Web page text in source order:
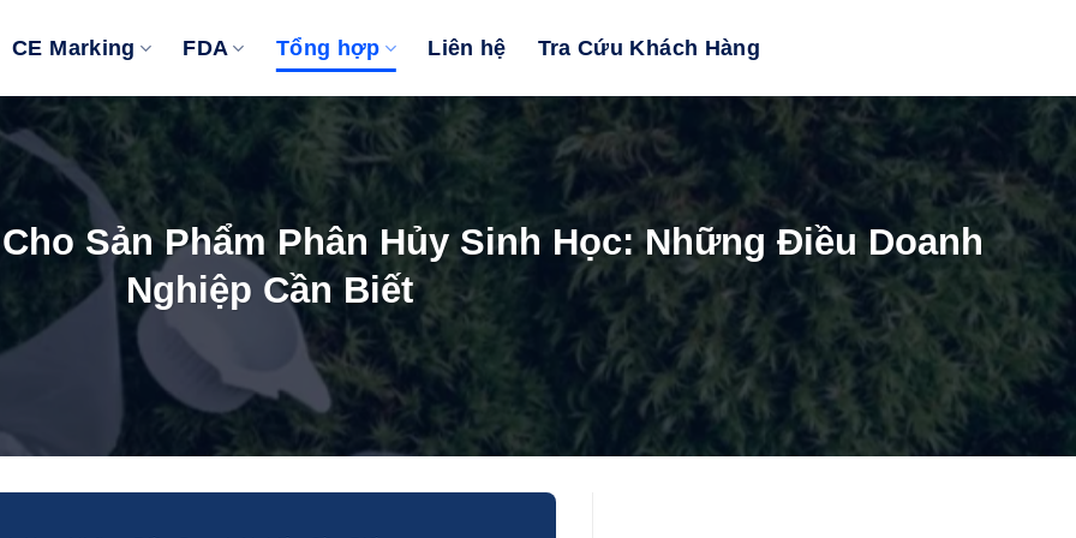
CE Marking FDA Tổng hợp Liên hệ Tra Cứu Khách Hàng
Sản Phẩm Phân Hủy Sinh Học: Những Điều Doanh
Nghiệp Cần Biết